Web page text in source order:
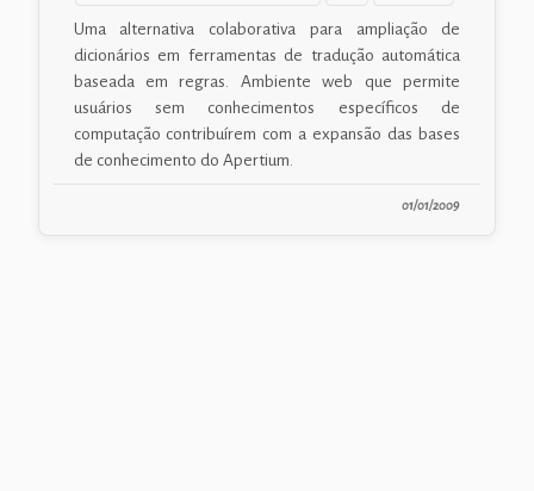
Uma alternativa colaborativa para ampliação de
dicionários em ferramentas de tradução automática
baseada em regras. Ambiente web que permite
usuários sem conhecimentos específicos de
computação contribuírem com a expansão das bases
de conhecimento do Apertium.
01/01/2009